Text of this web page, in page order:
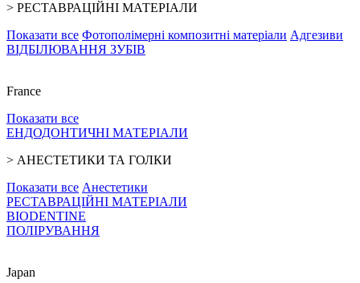
> РЕСТАВРАЦІЙНІ МАТЕРІАЛИ
Показати все Фотополімерні композитні матеріали Адгезиви
ВІДБІЛЮВАННЯ ЗУБІВ
France
Показати все
ЕНДОДОНТИЧНІ МАТЕРІАЛИ
> АНЕСТЕТИКИ ТА ГОЛКИ
Показати все Анестетики
РЕСТАВРАЦІЙНІ МАТЕРІАЛИ
BIODENTINE
ПОЛІРУВАННЯ
Japan